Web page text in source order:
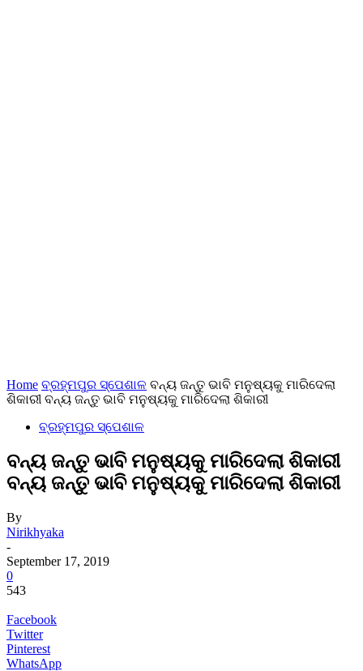
Home ବ୍ରହ୍ମପୁର ସ୍ପେଶାଳ ବନ୍ୟ ଜନ୍ତୁ ଭାବି ମନୁଷ୍ୟକୁ ମାରିଦେଲା
ଶିକାରୀ ବନ୍ୟ ଜନ୍ତୁ ଭାବି ମନୁଷ୍ୟକୁ ମାରିଦେଲା ଶିକାରୀ
ବ୍ରହ୍ମପୁର ସ୍ପେଶାଳ
ବନ୍ୟ ଜନ୍ତୁ ଭାବି ମନୁଷ୍ୟକୁ ମାରିଦେଲା ଶିକାରୀ
ବନ୍ୟ ଜନ୍ତୁ ଭାବି ମନୁଷ୍ୟକୁ ମାରିଦେଲା ଶିକାରୀ
By
Nirikhyaka
-
September 17, 2019
0
543
Facebook
Twitter
Pinterest
WhatsApp